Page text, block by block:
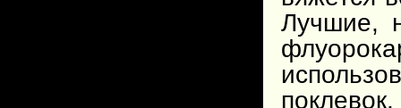
Лучшие,